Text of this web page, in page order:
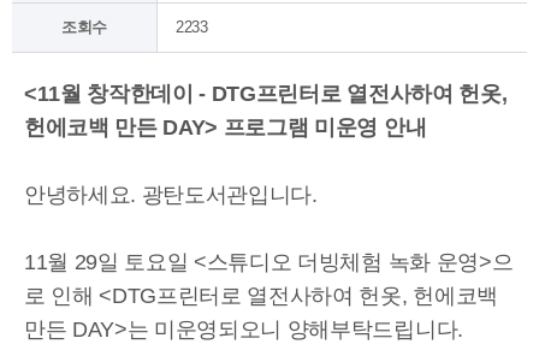
조회수 2233
<11월 창작한데이 - DTG프린터로 열전사하여 헌옷,
헌에코백 만든 DAY> 프로그램 미운영 안내
안녕하세요. 광탄도서관입니다.
11월 29일 토요일 <스튜디오 더빙체험 녹화 운영>으
로 인해 <DTG프린터로 열전사하여 헌옷, 헌에코백
만든 DAY>는 미운영되오니 양해부탁드립니다.